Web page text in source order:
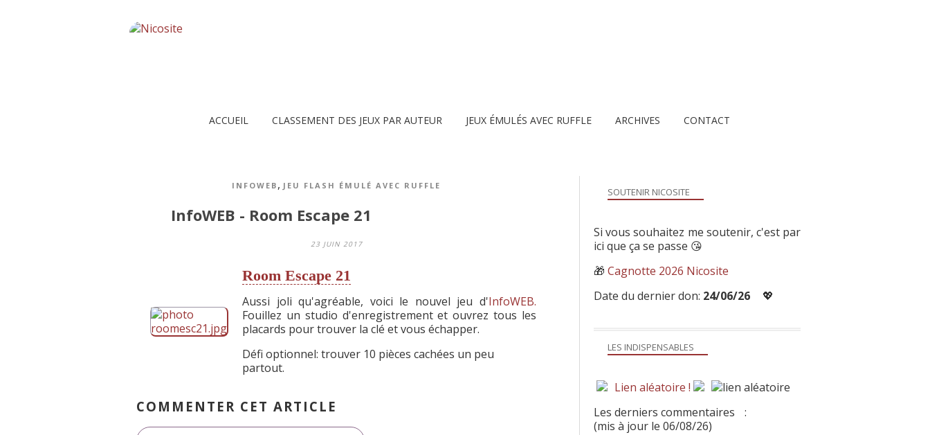
ACCUEIL CLASSEMENT DES JEUX PAR AUTEUR JEUX ÉMULÉS AVEC RUFFLE ARCHIVES CONTACT
INFOWEB , JEU FLASH ÉMULÉ AVEC RUFFLE
InfoWEB - Room Escape 21
23 JUIN 2017
Room Escape 21
Aussi joli qu'agréable, voici le nouvel jeu d'InfoWEB.
Fouillez un studio d'enregistrement et ouvrez tous les
placards pour trouver la clé et vous échapper.
Défi optionnel: trouver 10 pièces cachées un peu
partout.
COMMENTER CET ARTICLE
LES INDISPENSABLES
Lien aléatoire !
Les derniers commentaires
:
(mis à jour le 06/08/26)
SOUTENIR NICOSITE
Si vous souhaitez me soutenir, c'est par
ici que ça se passe 😘
🎁 Cagnotte 2026 Nicosite
Date du dernier don: 24/06/26 💖